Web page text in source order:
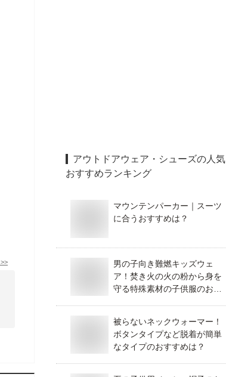
>>
アウトドアウェア・シューズの人気
おすすめランキング
マウンテンパーカー｜スーツ
に合うおすすめは？
男の子向き難燃キッズウェ
ア！焚き火の火の粉から身を
守る特殊素材の子供服のおす
被らないネックウォーマー！
ボタンタイプなど脱着が簡単
なタイプのおすすめは？